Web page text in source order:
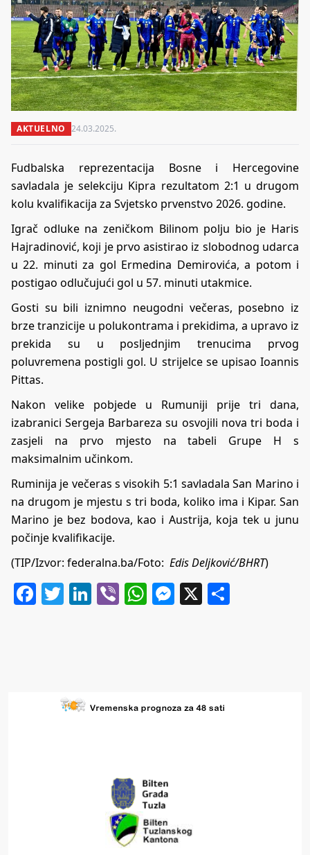
AKTUELNO 24.03.2025.
Fudbalska reprezentacija Bosne i Hercegovine
savladala je selekciju Kipra rezultatom 2:1 u drugom
kolu kvalifikacija za Svjetsko prvenstvo 2026. godine.
Igrač odluke na zeničkom Bilinom polju bio je Haris
Hajradinović, koji je prvo asistirao iz slobodnog udarca
u 22. minuti za gol Ermedina Demirovića, a potom i
postigao odlučujući gol u 57. minuti utakmice.
Gosti su bili iznimno neugodni večeras, posebno iz
brze tranzicije u polukontrama i prekidima, a upravo iz
prekida su u posljednjim trenucima prvog
poluvremena postigli gol. U strijelce se upisao Ioannis
Pittas.
Nakon velike pobjede u Rumuniji prije tri dana,
izabranici Sergeja Barbareza su osvojili nova tri boda i
zasjeli na prvo mjesto na tabeli Grupe H s
maksimalnim učinkom.
Ruminija je večeras s visokih 5:1 savladala San Marino i
na drugom je mjestu s tri boda, koliko ima i Kipar. San
Marino je bez bodova, kao i Austrija, koja tek u junu
počinje kvalifikacije.
(TIP/Izvor: federalna.ba/Foto: Edis Deljković/BHRT)
Facebook
Twitter
LinkedIn
ViberWhatsApp
Messenger
X